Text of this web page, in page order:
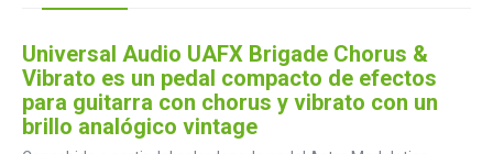
Universal Audio UAFX Brigade Chorus &
Vibrato es un pedal compacto de efectos
para guitarra con chorus y vibrato con un
brillo analógico vintage